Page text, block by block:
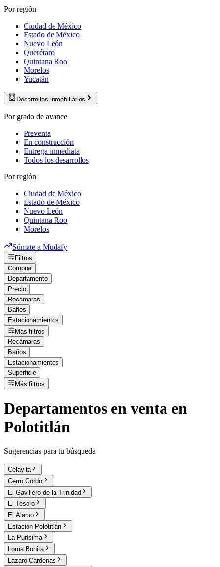
Por región
Ciudad de México
Estado de México
Nuevo León
Querétaro
Quintana Roo
Morelos
Yucatán
Desarrollos inmobiliarios
Por grado de avance
Preventa
En construcción
Entrega inmediata
Todos los desarrollos
Por región
Ciudad de México
Estado de México
Nuevo León
Quintana Roo
Morelos
Súmate a Mudafy
Filtros
Comprar
Departamento
Precio
Recámaras
Baños
Estacionamientos
Más filtros
Recámaras
Baños
Estacionamientos
Superficie
Más filtros
Departamentos en venta en
Polotitlán
Sugerencias para tu búsqueda
Celayita
Cerro Gordo
El Gavillero de la Trinidad
El Tesoro
El Álamo
Estación Polotitlán
La Purísima
Loma Bonita
Lázaro Cárdenas